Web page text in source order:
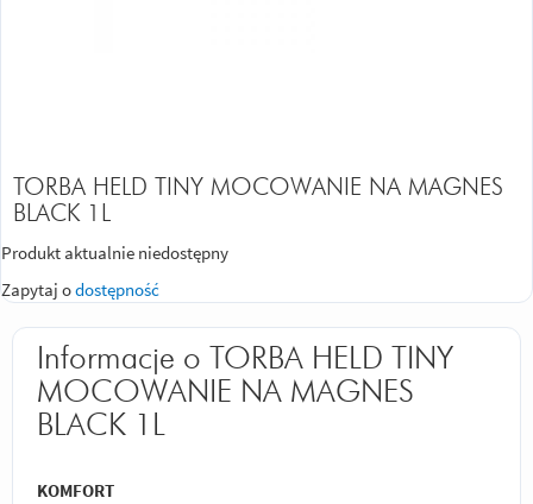
TORBA HELD TINY MOCOWANIE NA MAGNES
BLACK 1L
Produkt aktualnie niedostępny
Zapytaj odostępność
Informacje o TORBA HELD TINY
MOCOWANIE NA MAGNES
BLACK 1L
KOMFORT